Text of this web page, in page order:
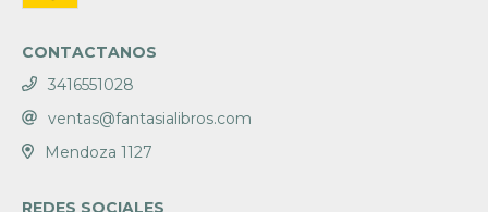
CONTACTANOS
3416551028
ventas@fantasialibros.com
Mendoza 1127
REDES SOCIALES